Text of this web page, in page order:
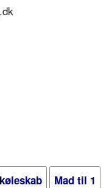
Mad til 1